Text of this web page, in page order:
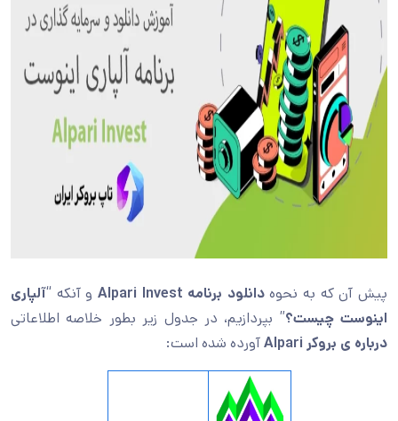
پیش آن که به نحوهدانلود برنامه Alpari Invest و آنکه “آلپاری
اینوست چیست؟” بپردازیم، در جدول زیر بطور خلاصه اطلاعاتی
درباره ی بروکر Alpariآورده شده است: